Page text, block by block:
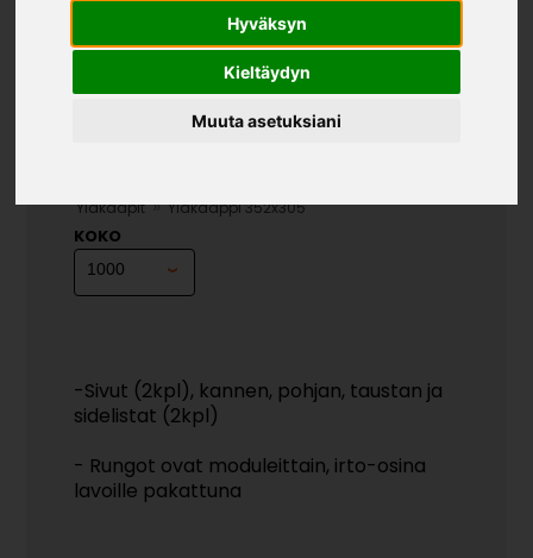
Hyväksyn
Kieltäydyn
Muuta asetuksiani
Yläkaapit»Yläkaappi 352x305
KOKO
-Sivut (2kpl), kannen, pohjan, taustan ja
sidelistat (2kpl)
- Rungot ovat moduleittain, irto-osina
lavoille pakattuna